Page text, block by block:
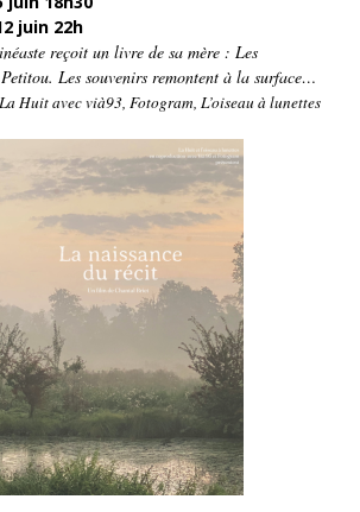
juin 22h
reçoit un livre de sa mère : Les
Les souvenirs remontent à la surface…
Huit avec vià93, Fotogram, L’oiseau à lunettes